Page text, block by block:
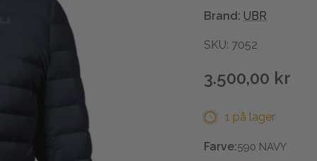
Brand: UBR
SKU: 7052
3.500,00 kr
1 på lager
Farve:590 NAVY